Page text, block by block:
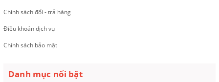
Chính sách đổi - trả hàng
Điều khoản dịch vụ
Chính sách bảo mật
Danh mục nổi bật